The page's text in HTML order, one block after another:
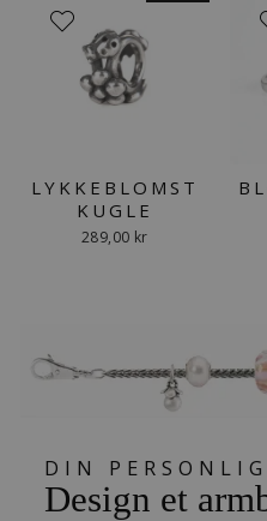
LYKKEBLOMST
KUGLE
289,00 kr
DIN
Design et